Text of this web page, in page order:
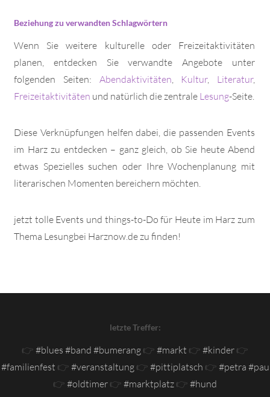
Beziehung zu verwandten Schlagwörtern
Wenn Sie weitere kulturelle oder Freizeitaktivitäten
planen, entdecken Sie verwandte Angebote unter
folgenden Seiten: Abendaktivitäten Kultur, Literatur,
Freizeitaktivitäten und natürlich die zentrale Lesung-Seite.
Diese Verknüpfungen helfen dabei, die passenden Events
im Harz zu entdecken – ganz gleich, ob Sie heute Abend
etwas Spezielles suchen oder Ihre Wochenplanung mit
literarischen Momenten bereichern möchten.
jetzt tolle Events und things-to-Do für Heute im Harz zum
Thema Lesungbei Harznow.de zu finden!
letzte Treffer:
👉 #blues #band #bumerang 👉 #markt 👉 #kinder 👉
#familienfest 👉 #veranstaltung👉 #pittiplatsch 👉 #petra #pau
👉 #oldtimer 👉 #marktplatz 👉 #hund